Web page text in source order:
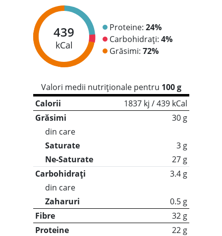
439
kCal
Proteine: 24%
Carbohidrați: 4%
Grăsimi: 72%
Valori medii nutriționale pentru 100 g
Calorii
1837 kj / 439 kCal
Grăsimi
30 g
din care
Saturate
3 g
Ne-Saturate
27 g
Carbohidrați
3.4 g
din care
Zaharuri
0.5 g
Fibre
32 g
Proteine
22 g